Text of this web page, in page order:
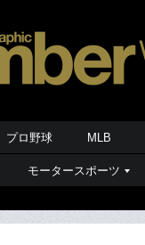
プロ野球 MLB
モータースポーツ